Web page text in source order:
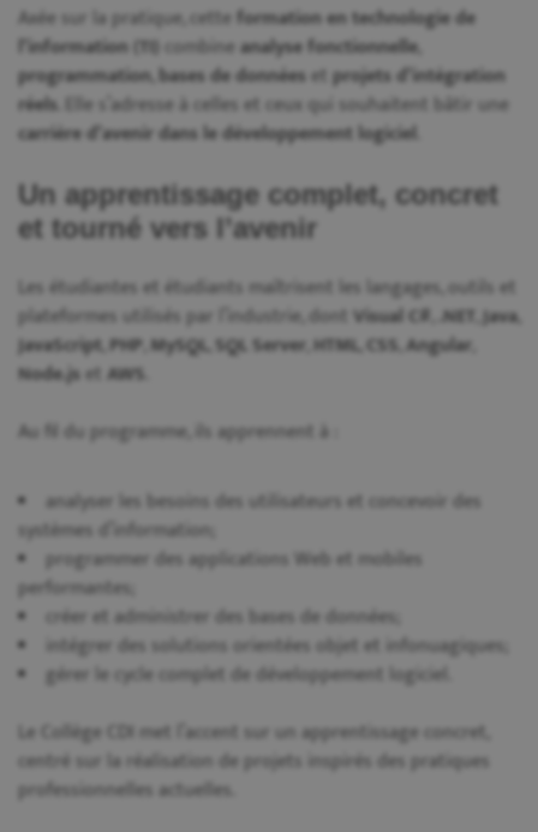
Axée sur la pratique, cette formation en technologie de
l’information (TI) combine analyse fonctionnelle
programmation bases de données et projets d’intégration
réels . Elle s’adresse à celles et ceux qui souhaitent bâtir une
carrière d’avenir dans le développement logiciel
Un apprentissage complet, concret
et tourné vers l’avenir
Les étudiantes et étudiants maîtrisent les langages, outils et
plateformes utilisés par l’industrie, dont Visual C# .NET Java,
JavaScript PHP MySQL SQL Server HTML CSS Angular
Node.js et AWS
Au fil du programme, ils apprennent à :
analyser les besoins des utilisateurs et concevoir des
systèmes d’information;
programmer des applications Web et mobiles
performantes;
créer et administrer des bases de données;
intégrer des solutions orientées objet et infonuagiques;
gérer le cycle complet de développement logiciel.
Le Collège CDI met l’accent sur un apprentissage concret,
centré sur la réalisation de projets inspirés des pratiques
professionnelles actuelles.